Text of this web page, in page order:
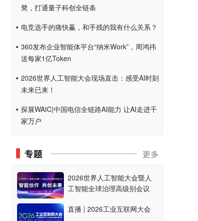
凳，打通量子科创全链条
电竞选手的痛快赢，和手残的我有什么关系？
360发布企业智能体平台“纳米Work”，周鸿祎
送每家1亿Token
2026世界人工智能大会现场直击：感受AI时刻
未来已来！
探展WAIC|中国电信全链路AI能力 让AI走进千
家万户
2026世界人工智能大会暨人
工智能全球治理高级别会议
直播 | 2026工业互联网大会